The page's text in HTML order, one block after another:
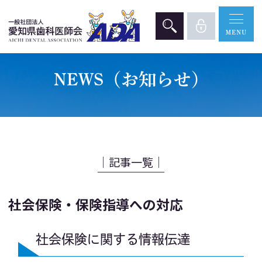
NEWS（お知らせ）
│記事一覧│
社会保険・保険指導への対応
社会保険に関する情報伝達